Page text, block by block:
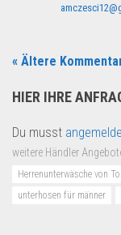
« Ältere
HIER IHRE
Du musst
weitere Händler
Herrenunterwäsche von
unterhosen für männer